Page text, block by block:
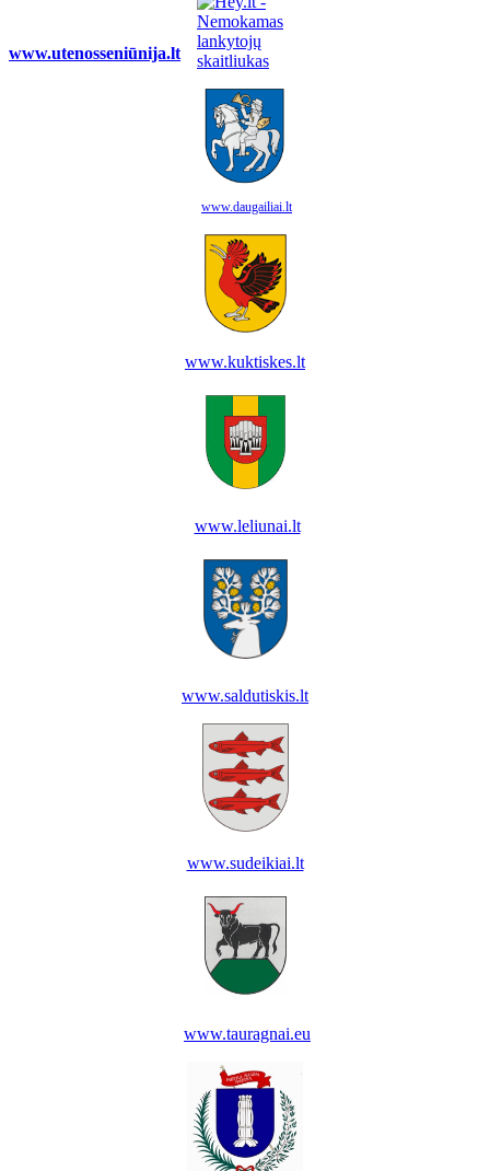
www.utenosseniūnija.lt
www.daugailiai.lt
www.kuktiskes.lt
www.leliunai.lt
www.saldutiskis.lt
www.sudeikiai.lt
www.tauragnai.eu